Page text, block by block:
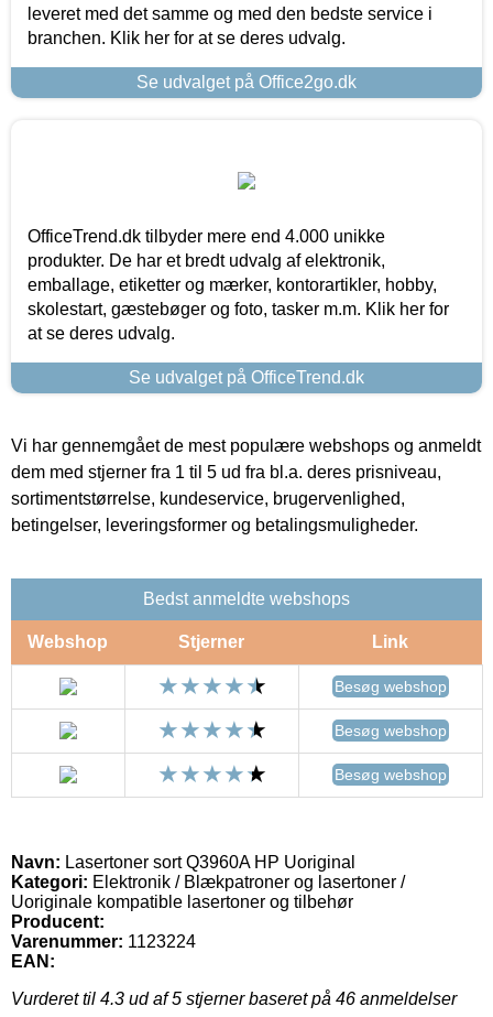
leveret med det samme og med den bedste service i
branchen. Klik her for at se deres udvalg.
Se udvalget på Office2go.dk
OfficeTrend.dk tilbyder mere end 4.000 unikke
produkter. De har et bredt udvalg af elektronik,
emballage, etiketter og mærker, kontorartikler, hobby,
skolestart, gæstebøger og foto, tasker m.m. Klik her for
at se deres udvalg.
Se udvalget på OfficeTrend.dk
Vi har gennemgået de mest populære webshops og anmeldt
dem med stjerner fra 1 til 5 ud fra bl.a. deres prisniveau,
sortimentstørrelse, kundeservice, brugervenlighed,
betingelser, leveringsformer og betalingsmuligheder.
Bedst anmeldte webshops
Webshop Stjerner Link
Besøg webshop
Besøg webshop
Besøg webshop
Navn: Lasertoner sort Q3960A HP Uoriginal
Kategori: Elektronik / Blækpatroner og lasertoner /
Uoriginale kompatible lasertoner og tilbehør
Producent:
Varenummer: 1123224
EAN:
Vurderet til 4.3 ud af 5 stjerner baseret på 46 anmeldelser